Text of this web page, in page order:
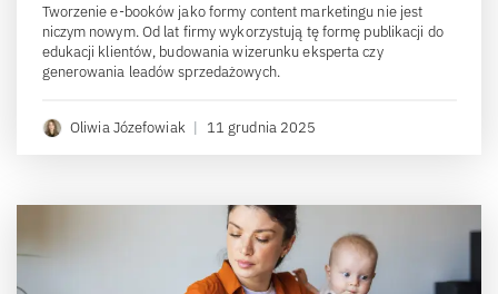
Tworzenie e-booków jako formy content marketingu nie jest
niczym nowym. Od lat firmy wykorzystują tę formę publikacji do
edukacji klientów, budowania wizerunku eksperta czy
generowania leadów sprzedażowych.
Oliwia Józefowiak | 11 grudnia 2025